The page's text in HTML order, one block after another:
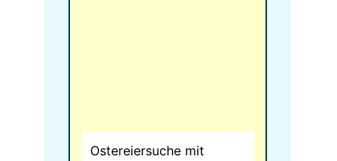
Ostereiersuche mit